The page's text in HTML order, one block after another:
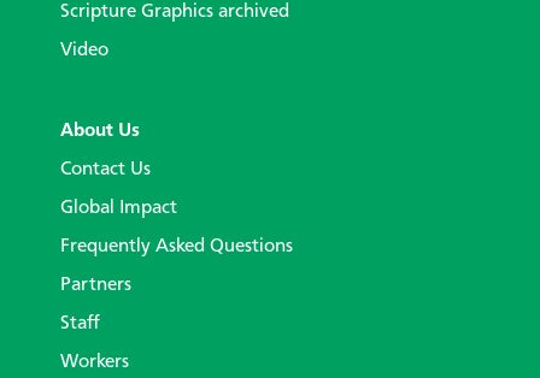
Scripture Graphics archived
Video
About Us
Contact Us
Global Impact
Frequently Asked Questions
Partners
Staff
Workers